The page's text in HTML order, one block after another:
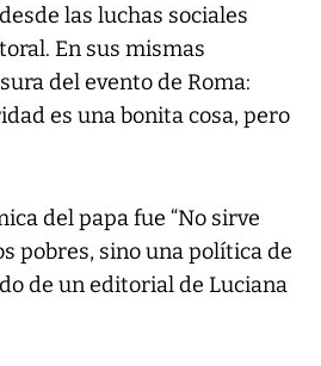
las luchas sociales
En sus mismas
del evento de Roma:
es una bonita cosa, pero
del papa fue “No sirve
pobres, sino una política de
de un editorial de Luciana